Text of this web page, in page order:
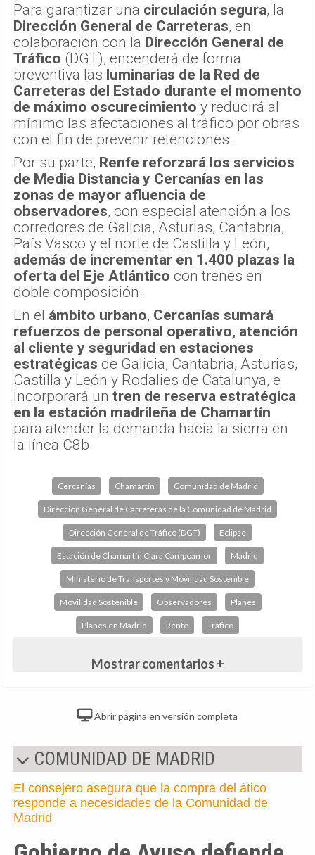
Para garantizar una circulación segura, la
Dirección General de Carreteras, en
colaboración con la Dirección General de
Tráfico (DGT), encenderá de forma
preventiva las luminarias de la Red de
Carreteras del Estado durante el momento
de máximo oscurecimiento y reducirá al
mínimo las afectaciones al tráfico por obras
con el fin de prevenir retenciones.
Por su parte, Renfe reforzará los servicios
de Media Distancia y Cercanías en las
zonas de mayor afluencia de
observadores, con especial atención a los
corredores de Galicia, Asturias, Cantabria,
País Vasco y el norte de Castilla y León,
además de incrementar en 1.400 plazas la
oferta del Eje Atlántico con trenes en
doble composición.
En el ámbito urbano, Cercanías sumará
refuerzos de personal operativo, atención
al cliente y seguridad en estaciones
estratégicas de Galicia, Cantabria, Asturias,
Castilla y León y Rodalies de Catalunya, e
incorporará un tren de reserva estratégica
en la estación madrileña de Chamartín
para atender la demanda hacia la sierra en
la línea C8b.
Cercanías Chamartín Comunidad de Madrid
Dirección General de Carreteras de la Comunidad de Madrid
Dirección General de Tráfico (DGT) Eclipse
Estación de Chamartín Clara Campoamor Madrid
Ministerio de Transportes y Movilidad Sostenible
Movilidad Sostenible Observadores Planes
Planes en Madrid Renfe Tráfico
Mostrar comentarios +
Abrir página en versión completa
COMUNIDAD DE MADRID
El consejero asegura que la compra del ático
responde a necesidades de la Comunidad de
Madrid